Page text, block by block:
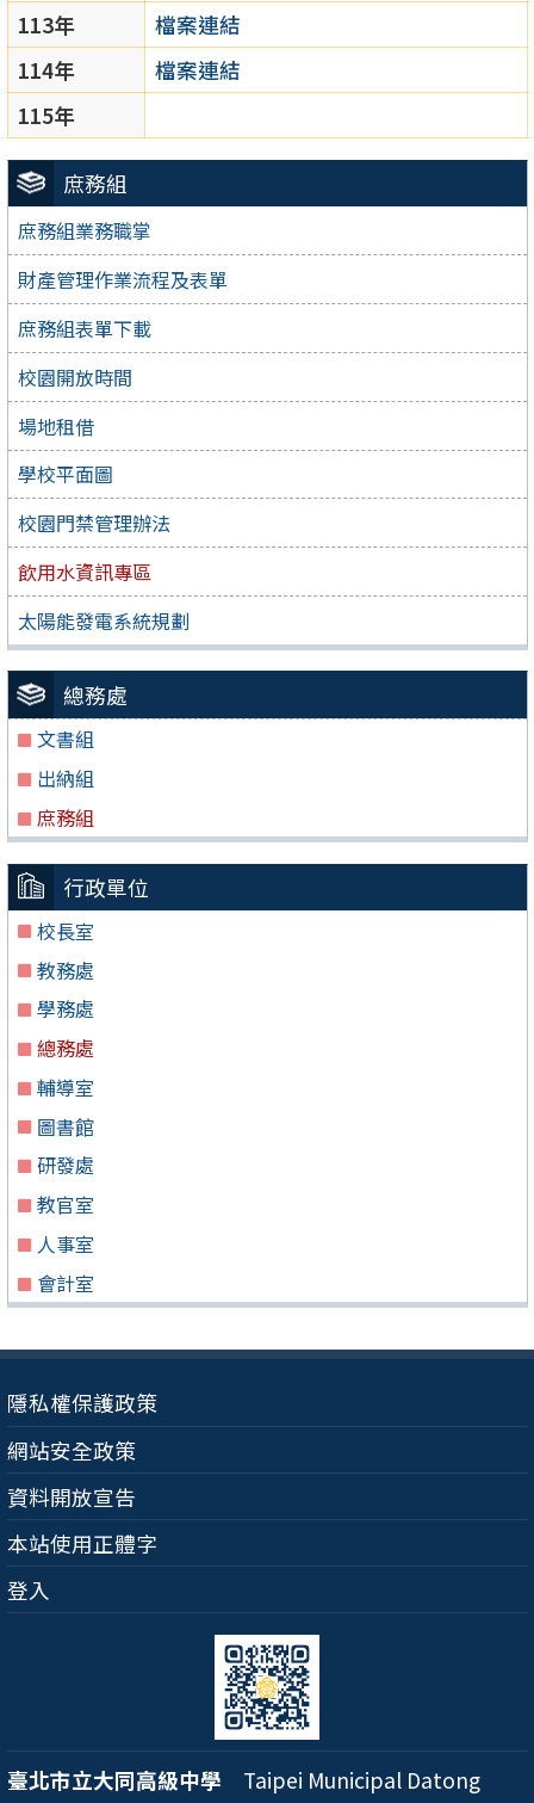
庶務組
庶務組業務職掌
財產管理作業流程及表單
庶務組表單下載
校園開放時間
場地租借
學校平面圖
校園門禁管理辦法
飲用水資訊專區
太陽能發電系統規劃
總務處
文書組
出納組
庶務組
行政單位
校長室
教務處
學務處
總務處
輔導室
圖書館
研發處
教官室
人事室
會計室
113年
檔案連結
114年
檔案連結
115年
隱私權保護政策
網站安全政策
資料開放宣告
本站使用正體字
登入
臺北市立大同高級中學 Taipei Municipal Datong